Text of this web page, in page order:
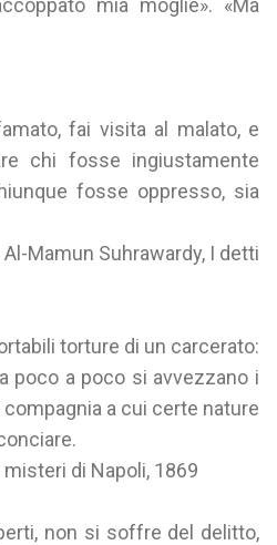
mia moglie». «Ma
fai visita al malato, e
chi fosse ingiustamente
fosse oppresso, sia
Al-Mamun Suhrawardy, I detti
torture di un carcerato:
poco a poco si avvezzano i
a cui certe nature
misteri di Napoli, 1869
non si soffre del delitto,